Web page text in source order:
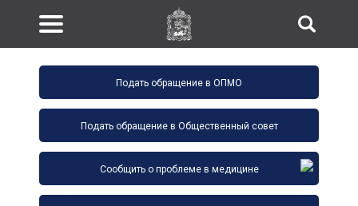
Подать обращение в ОПМО
Подать обращение в Общественный совет
Сообщить о проблеме в медицине